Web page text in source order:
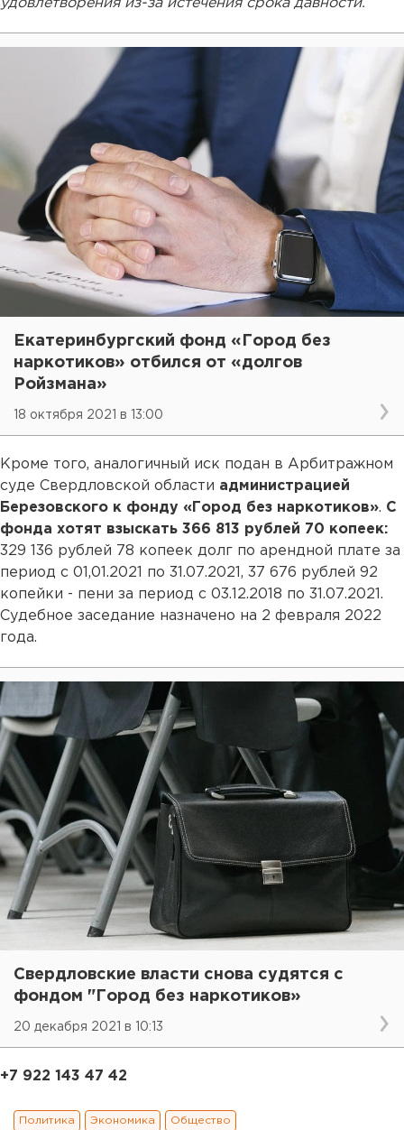
удовлетворения из-за истечения срока давности.
Екатеринбургский фонд «Город без
наркотиков» отбился от «долгов
Ройзмана»
18 октября 2021 в 13:00
Кроме того, аналогичный иск подан в Арбитражном
суде Свердловской области администрацией
Березовского к фонду «Город без наркотиков». С
фонда хотят взыскать 366 813 рублей 70 копеек:
329 136 рублей 78 копеек долг по арендной плате за
период с 01,01.2021 по 31.07.2021, 37 676 рублей 92
копейки - пени за период с 03.12.2018 по 31.07.2021.
Судебное заседание назначено на 2 февраля 2022
года.
Свердловские власти снова судятся с
фондом "Город без наркотиков»
20 декабря 2021 в 10:13
+7 922 143 47 42
Политика Экономика Общество